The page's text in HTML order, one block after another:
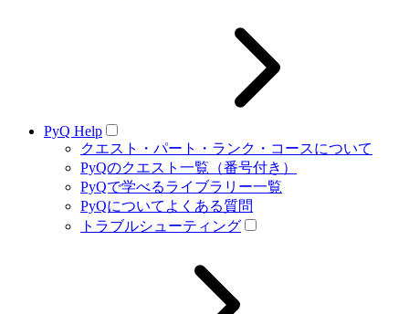
PyQ Help
クエスト・パート・ランク・コースについて
PyQのクエスト一覧（番号付き）
PyQで学べるライブラリー一覧
PyQについてよくある質問
トラブルシューティング